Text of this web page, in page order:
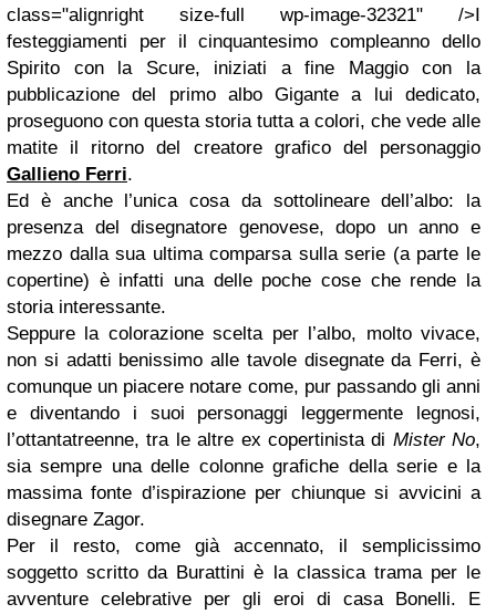
class="alignright size-full wp-image-32321" />I
festeggiamenti per il cinquantesimo compleanno dello
Spirito con la Scure, iniziati a fine Maggio con la
pubblicazione del primo albo Gigante a lui dedicato,
proseguono con questa storia tutta a colori, che vede alle
matite il ritorno del creatore grafico del personaggio
Gallieno Ferri.
Ed è anche l’unica cosa da sottolineare dell’albo: la
presenza del disegnatore genovese, dopo un anno e
mezzo dalla sua ultima comparsa sulla serie (a parte le
copertine) è infatti una delle poche cose che rende la
storia interessante.
Seppure la colorazione scelta per l’albo, molto vivace,
non si adatti benissimo alle tavole disegnate da Ferri, è
comunque un piacere notare come, pur passando gli anni
e diventando i suoi personaggi leggermente legnosi,
l’ottantatreenne, tra le altre ex copertinista di Mister No,
sia sempre una delle colonne grafiche della serie e la
massima fonte d’ispirazione per chiunque si avvicini a
disegnare Zagor.
Per il resto, come già accennato, il semplicissimo
soggetto scritto da Burattini è la classica trama per le
avventure celebrative per gli eroi di casa Bonelli. E